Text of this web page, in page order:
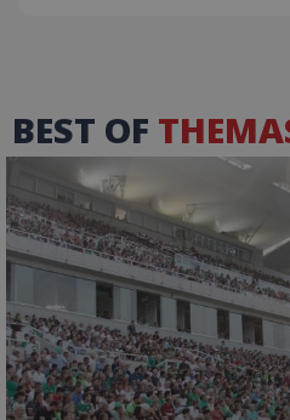
BEST OF